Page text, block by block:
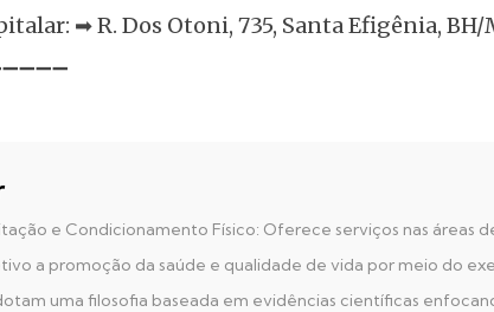
➡ R. Dos Otoni, 735, Santa Efigênia, BH/
e Condicionamento Físico: Oferece serviços nas áreas
a promoção da saúde e qualidade de vida por meio do
uma filosofia baseada em evidências científicas